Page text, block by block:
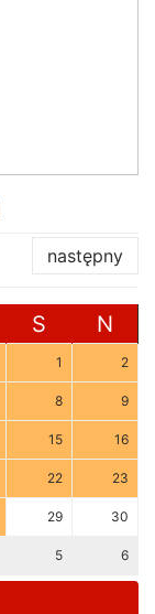
następny
S N
1 2
8 9
15 16
22 23
29 30
5 6